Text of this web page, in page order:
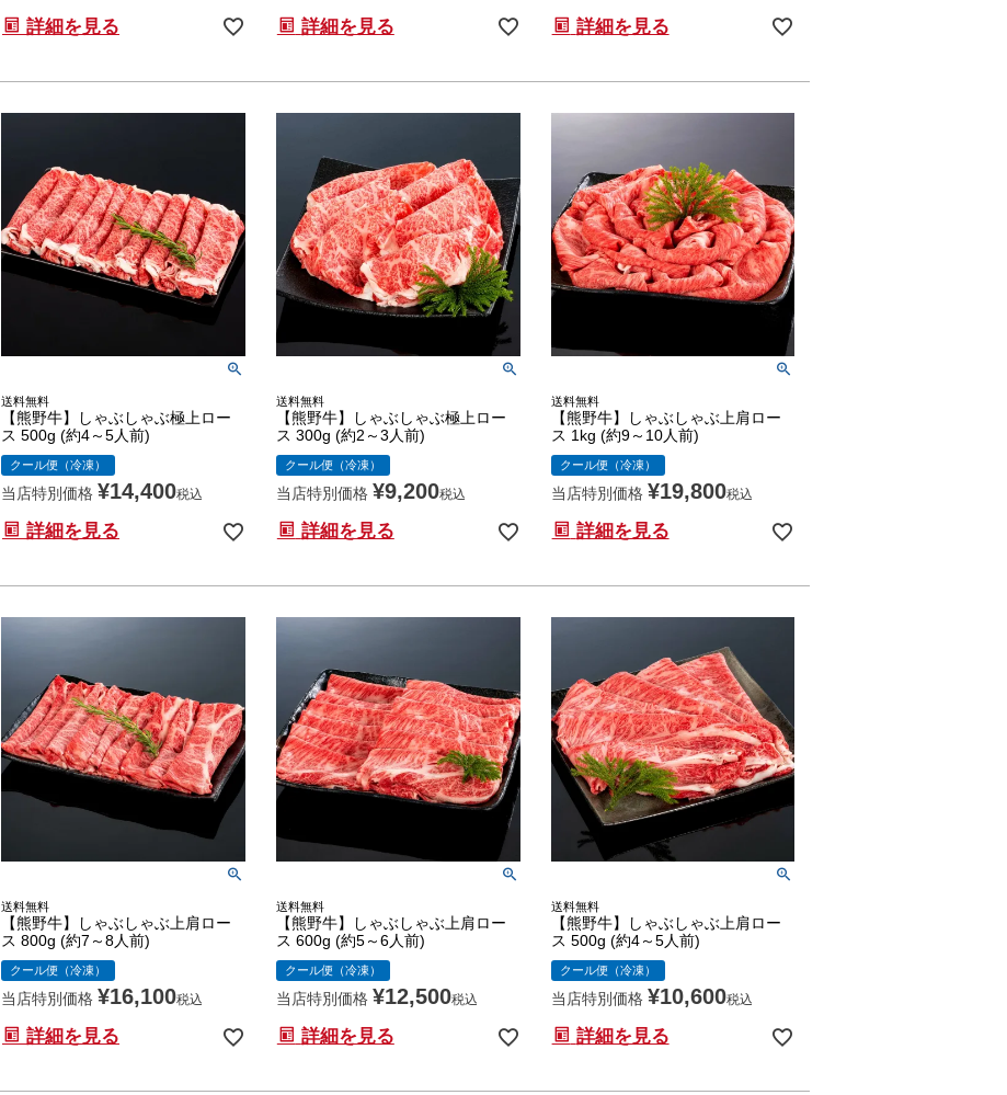
詳細を見る 詳細を見る 詳細を見る
送料無料
【熊野牛】しゃぶしゃぶ極上ロー
ス 500g (約4～5人前)
クール便（冷凍）
当店特別価格 ¥14,400税込
詳細を見る
送料無料
【熊野牛】しゃぶしゃぶ極上ロー
ス 300g (約2～3人前)
クール便（冷凍）
当店特別価格 ¥9,200税込
詳細を見る
送料無料
【熊野牛】しゃぶしゃぶ上肩ロー
ス 1kg (約9～10人前)
クール便（冷凍）
当店特別価格 ¥19,800税込
詳細を見る
送料無料
【熊野牛】しゃぶしゃぶ上肩ロー
ス 800g (約7～8人前)
クール便（冷凍）
当店特別価格 ¥16,100税込
詳細を見る
送料無料
【熊野牛】しゃぶしゃぶ上肩ロー
ス 600g (約5～6人前)
クール便（冷凍）
当店特別価格 ¥12,500税込
詳細を見る
送料無料
【熊野牛】しゃぶしゃぶ上肩ロー
ス 500g (約4～5人前)
クール便（冷凍）
当店特別価格 ¥10,600税込
詳細を見る